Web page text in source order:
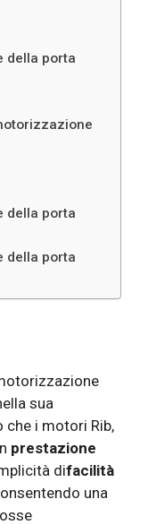
della porta
della porta
della porta
sua
che i motori Rib,
prestazione
difacilità
una